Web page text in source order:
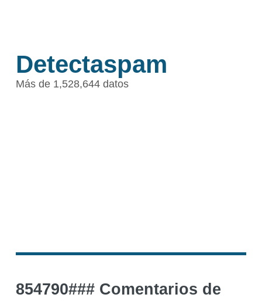
Detectaspam
Más de 1,528,644 datos
854790### Comentarios de